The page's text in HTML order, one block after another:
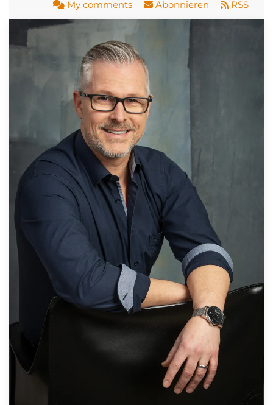
My comments Abonnieren RSS